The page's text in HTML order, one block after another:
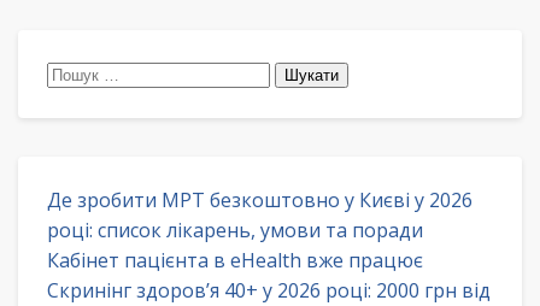
Пошук:
Де зробити МРТ безкоштовно у Києві у 2026
році: список лікарень, умови та поради
Кабінет пацієнта в eHealth вже працює
Скринінг здоров’я 40+ у 2026 році: 2000 грн від